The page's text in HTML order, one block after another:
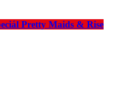
Pretty Maids & Rise